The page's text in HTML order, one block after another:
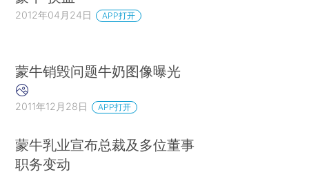
2012年04月24日 APP打开
蒙牛销毁问题牛奶图像曝光
2011年12月28日 APP打开
蒙牛乳业宣布总裁及多位董事
职务变动